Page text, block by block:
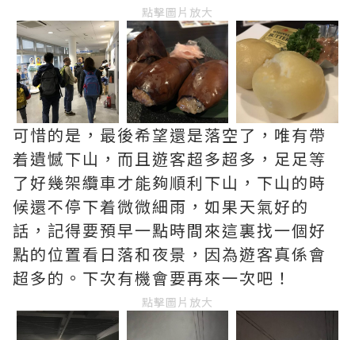
點擊圖片放大
可惜的是，最後希望還是落空了，唯有帶
着遺憾下山，而且遊客超多超多，足足等
了好幾架纜車才能夠順利下山，下山的時
候還不停下着微微細雨，如果天氣好的
話，記得要預早一點時間來這裏找一個好
點的位置看日落和夜景，因為遊客真係會
超多的。下次有機會要再來一次吧！
點擊圖片放大